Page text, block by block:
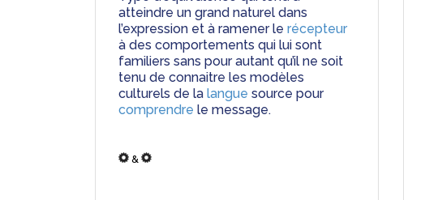
atteindre un grand naturel dans
l’expression et à ramener le récepteur
à des comportements qui lui sont
familiers sans pour autant qu’il ne soit
tenu de connaitre les modèles
culturels de la langue source pour
comprendre le message.
&